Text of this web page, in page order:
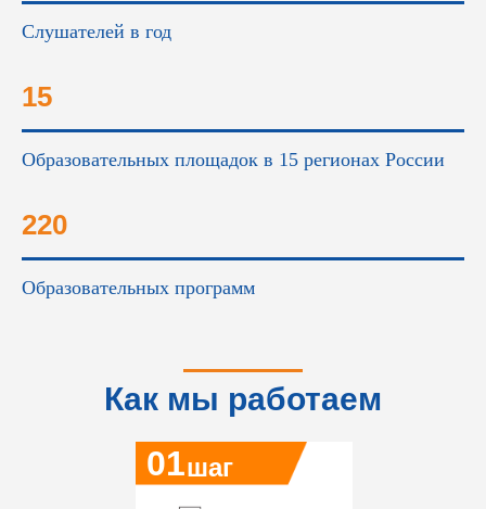
Слушателей в год
15
Образовательных площадок в 15 регионах России
220
Образовательных программ
Как мы работаем
01шаг